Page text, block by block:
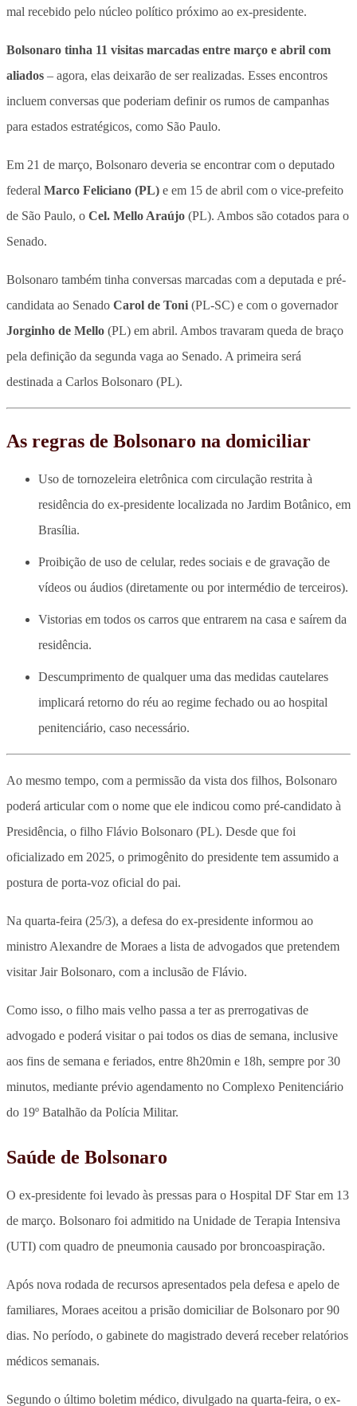
mal recebido pelo núcleo político próximo ao ex-presidente.
Bolsonaro tinha 11 visitas marcadas entre março e abril com
aliados – agora, elas deixarão de ser realizadas. Esses encontros
incluem conversas que poderiam definir os rumos de campanhas
para estados estratégicos, como São Paulo.
Em 21 de março, Bolsonaro deveria se encontrar com o deputado
federal Marco Feliciano (PL) e em 15 de abril com o vice-prefeito
de São Paulo, o Cel. Mello Araújo (PL). Ambos são cotados para o
Senado.
Bolsonaro também tinha conversas marcadas com a deputada e pré-
candidata ao Senado Carol de Toni (PL-SC) e com o governador
Jorginho de Mello (PL) em abril. Ambos travaram queda de braço
pela definição da segunda vaga ao Senado. A primeira será
destinada a Carlos Bolsonaro (PL).
As regras de Bolsonaro na domiciliar
Uso de tornozeleira eletrônica com circulação restrita à
residência do ex-presidente localizada no Jardim Botânico, em
Brasília.
Proibição de uso de celular, redes sociais e de gravação de
vídeos ou áudios (diretamente ou por intermédio de terceiros).
Vistorias em todos os carros que entrarem na casa e saírem da
residência.
Descumprimento de qualquer uma das medidas cautelares
implicará retorno do réu ao regime fechado ou ao hospital
penitenciário, caso necessário.
Ao mesmo tempo, com a permissão da vista dos filhos, Bolsonaro
poderá articular com o nome que ele indicou como pré-candidato à
Presidência, o filho Flávio Bolsonaro (PL). Desde que foi
oficializado em 2025, o primogênito do presidente tem assumido a
postura de porta-voz oficial do pai.
Na quarta-feira (25/3), a defesa do ex-presidente informou ao
ministro Alexandre de Moraes a lista de advogados que pretendem
visitar Jair Bolsonaro, com a inclusão de Flávio.
Como isso, o filho mais velho passa a ter as prerrogativas de
advogado e poderá visitar o pai todos os dias de semana, inclusive
aos fins de semana e feriados, entre 8h20min e 18h, sempre por 30
minutos, mediante prévio agendamento no Complexo Penitenciário
do 19º Batalhão da Polícia Militar.
Saúde de Bolsonaro
O ex-presidente foi levado às pressas para o Hospital DF Star em 13
de março. Bolsonaro foi admitido na Unidade de Terapia Intensiva
(UTI) com quadro de pneumonia causado por broncoaspiração.
Após nova rodada de recursos apresentados pela defesa e apelo de
familiares, Moraes aceitou a prisão domiciliar de Bolsonaro por 90
dias. No período, o gabinete do magistrado deverá receber relatórios
médicos semanais.
Segundo o último boletim médico, divulgado na quarta-feira, o ex-